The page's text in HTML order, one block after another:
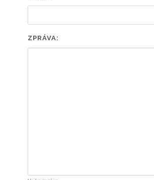
ZPRÁVA: